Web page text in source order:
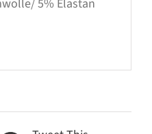
5% Elastan